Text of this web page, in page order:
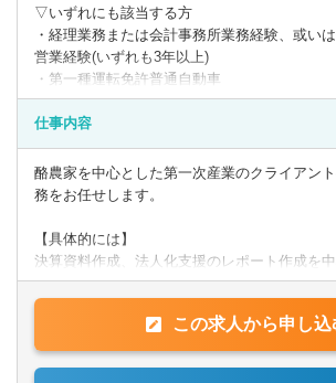
▽いずれにも該当する方
・経理業務または会計事務所業務経験、或い
営業経験(いずれも3年以上)
・第一種運転免許普通自動車
・日商簿記検定3級
【歓迎】
・日商簿記検定2級
・Word、Evcel、Powerpoint
◎求める人物像
上記スキル等を有し、自立して前向きに取り
方。
第一次産業への熱い思いを持った方は歓迎し
仕事内容
酪農家を中心とした第一次産業のクライアン
務をお任せします。
【具体的には】
決算資料作成、法人化支援のレポート作成を
アントへ訪問し、ヒアリング、経営課題解決
行います。
提供サービス
帳簿/試算表/決算書作成の代行、法人化支援と
この求人から申し込